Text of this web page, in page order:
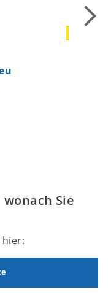
Sie
hier: